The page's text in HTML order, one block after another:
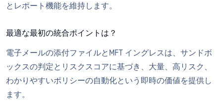
とレポート機能を維持します。
最適な最初の統合ポイントは？
電子メールの添付ファイルとMFT イングレスは、サンドボ
ックスの判定とリスクスコアに基づき、大量、高リスク、
わかりやすいポリシーの自動化という即時の価値を提供し
ます。